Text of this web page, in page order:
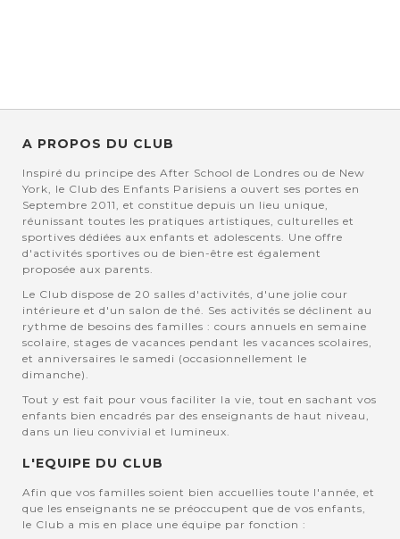
A PROPOS DU CLUB
Inspiré du principe des After School de Londres ou de New
York, le Club des Enfants Parisiens a ouvert ses portes en
Septembre 2011, et constitue depuis un lieu unique,
réunissant toutes les pratiques artistiques, culturelles et
sportives dédiées aux enfants et adolescents. Une offre
d'activités sportives ou de bien-être est également
proposée aux parents.
Le Club dispose de 20 salles d'activités, d'une jolie cour
intérieure et d'un salon de thé. Ses activités se déclinent au
rythme de besoins des familles : cours annuels en semaine
scolaire, stages de vacances pendant les vacances scolaires,
et anniversaires le samedi (occasionnellement le
dimanche).
Tout y est fait pour vous faciliter la vie, tout en sachant vos
enfants bien encadrés par des enseignants de haut niveau,
dans un lieu convivial et lumineux.
L'EQUIPE DU CLUB
Afin que vos familles soient bien accuellies toute l'année, et
que les enseignants ne se préoccupent que de vos enfants,
le Club a mis en place une équipe par fonction :